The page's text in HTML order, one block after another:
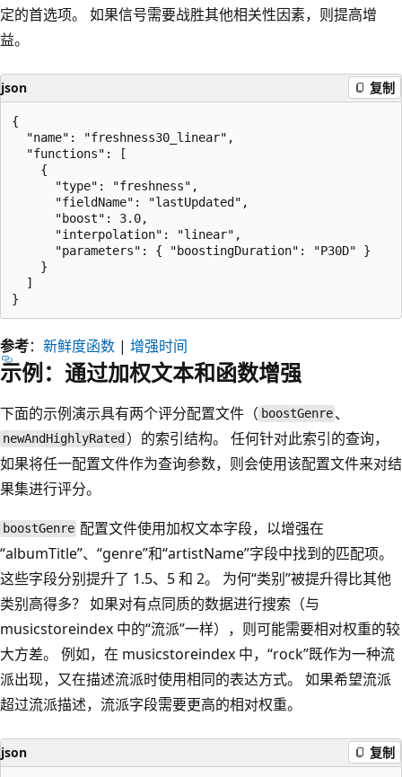
定的首选项。 如果信号需要战胜其他相关性因素，则提高增
益。
json 复制
{
  "name": "freshness30_linear",
  "functions": [
    {
      "type": "freshness",
      "fieldName": "lastUpdated",
      "boost": 3.0,
      "interpolation": "linear",
      "parameters": { "boostingDuration": "P30D" }
    }
  ]
参考： 新鲜度函数 | 增强时间
示例：通过加权文本和函数增强
下面的示例演示具有两个评分配置文件（ boostGenre 、
newAndHighlyRated ）的索引结构。 任何针对此索引的查询，
如果将任一配置文件作为查询参数，则会使用该配置文件来对结
果集进行评分。
boostGenre 配置文件使用加权文本字段，以增强在
“albumTitle”、“genre”和“artistName”字段中找到的匹配项。
这些字段分别提升了 1.5、5 和 2。 为何“类别”被提升得比其他
类别高得多？ 如果对有点同质的数据进行搜索（与
musicstoreindex 中的“流派”一样），则可能需要相对权重的较
大方差。 例如，在 musicstoreindex 中，“rock”既作为一种流
派出现，又在描述流派时使用相同的表达方式。 如果希望流派
超过流派描述，流派字段需要更高的相对权重。
json 复制